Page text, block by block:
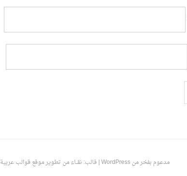
مدعوم بفخر من WordPress | قالب: نقـــاء من تطويرموقع قوالب عربية